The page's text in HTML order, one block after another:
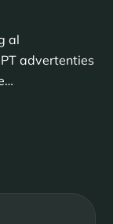
al
advertenties